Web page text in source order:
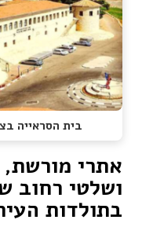
בית הסראייה בצפת,
אתרי מורשת,
ושלטי רחוב
בתולדות